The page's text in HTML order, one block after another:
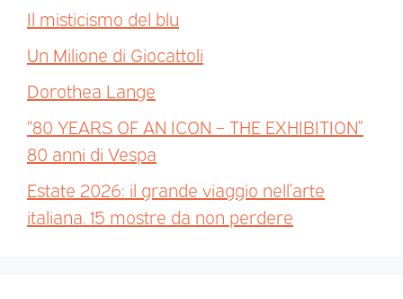
Il misticismo del blu
Un Milione di Giocattoli
Dorothea Lange
“80 YEARS OF AN ICON – THE EXHIBITION”
80 anni di Vespa
Estate 2026: il grande viaggio nell’arte
italiana. 15 mostre da non perdere